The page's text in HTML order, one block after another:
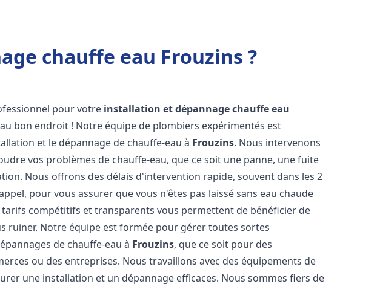
chauffe eau Frouzins ?
pour votre installation et dépannage chauffe eau
au bon endroit ! Notre équipe de plombiers expérimentés est
et le dépannage de chauffe-eau à Frouzins. Nous intervenons
vos problèmes de chauffe-eau, que ce soit une panne, une fuite
Nous offrons des délais d'intervention rapide, souvent dans les 2
pour vous assurer que vous n'êtes pas laissé sans eau chaude
compétitifs et transparents vous permettent de bénéficier de
ruiner. Notre équipe est formée pour gérer toutes sortes
de chauffe-eau à Frouzins, que ce soit pour des
ou des entreprises. Nous travaillons avec des équipements de
une installation et un dépannage efficaces. Nous sommes fiers de